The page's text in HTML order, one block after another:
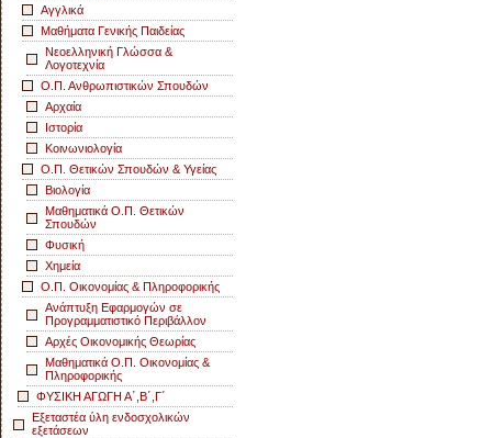
Αγγλικά
Μαθήματα Γενικής Παιδείας
Νεοελληνική Γλώσσα &
Λογοτεχνία
Ο.Π. Ανθρωπιστικών Σπουδών
Αρχαία
Ιστορία
Κοινωνιολογία
Ο.Π. Θετικών Σπουδών & Υγείας
Βιολογία
Μαθηματικά Ο.Π. Θετικών
Σπουδών
Φυσική
Χημεία
Ο.Π. Οικονομίας & Πληροφορικής
Ανάπτυξη Εφαρμογών σε
Προγραμματιστικό Περιβάλλον
Αρχές Οικονομικής Θεωρίας
Μαθηματικά Ο.Π. Οικονομίας &
Πληροφορικής
ΦΥΣΙΚΗ ΑΓΩΓΗ Α΄,Β΄,Γ΄
Εξεταστέα ύλη ενδοσχολικών
εξετάσεων